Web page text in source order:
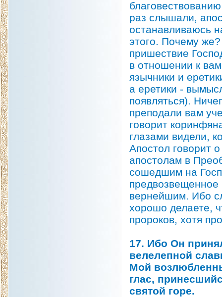
раз слышали,
останавливаюсь
этого. Почему
пришествие
в отношении к
язычники и
а еретики -
появляться).
преподали вам
говорит
глазами видели,
Апостол говорит
апостолам в
сошедшим на
предвозвещенное
вернейшим. Ибо
хорошо делаете,
пророков, хотя
17. Ибо Он
велелепной
Мой
глас,
святой горе.